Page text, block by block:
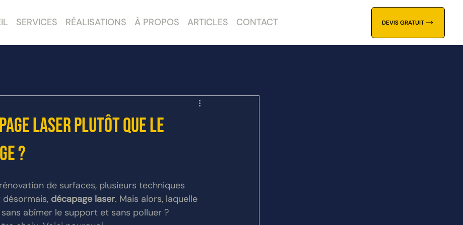
SERVICES RÉALISATIONS À PROPOS ARTICLES CONTACT DEVIS GRATUIT
laser plutôt que le
?
de surfaces, plusieurs techniques
décapage laser. Mais alors, laquelle
abîmer le support et sans polluer ?